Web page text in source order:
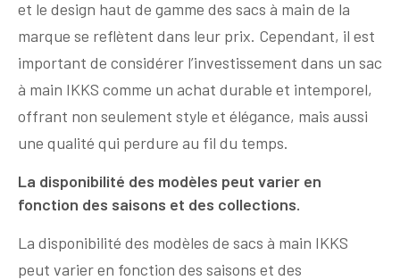
et le design haut de gamme des sacs à main de la
marque se reflètent dans leur prix. Cependant, il est
important de considérer l’investissement dans un sac
à main IKKS comme un achat durable et intemporel,
offrant non seulement style et élégance, mais aussi
une qualité qui perdure au fil du temps.
La disponibilité des modèles peut varier en
fonction des saisons et des collections.
La disponibilité des modèles de sacs à main IKKS
peut varier en fonction des saisons et des